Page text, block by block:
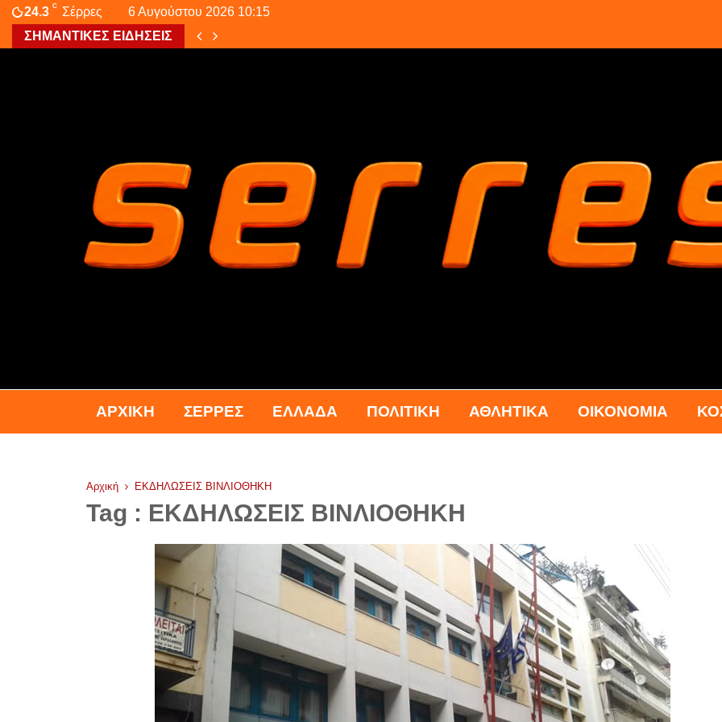
24.3 C Σέρρες
6 Αυγούστου 2026 10:15
ΣΗΜΑΝΤΙΚΕΣ ΕΙΔΗΣΕΙΣ
ΑΡΧΙΚΉ ΣΕΡΡΕΣ ΕΛΛΑΔΑ ΠΟΛΙΤΙΚΗ ΑΘΛΗΤΙΚΑ ΟΙΚΟΝΟΜΙΑ
Αρχική ΕΚΔΗΛΩΣΕΙΣ ΒΙΝΛΙΟΘΗΚΗ
Tag : ΕΚΔΗΛΩΣΕΙΣ ΒΙΝΛΙΟΘΗΚΗ